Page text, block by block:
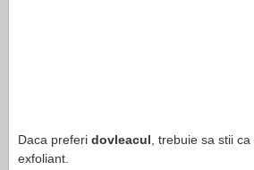
Daca preferi dovleacul , trebuie sa stii
exfoliant.